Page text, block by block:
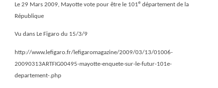
Le 29 Mars 2009, Mayotte vote pour être le 101e département de la
République
Vu dans Le Figaro du 15/3/9
http://www.lefigaro.fr/lefigaromagazine/2009/03/13/01006-
20090313ARTFIG00495-mayotte-enquete-sur-le-futur-101e-
departement-.php